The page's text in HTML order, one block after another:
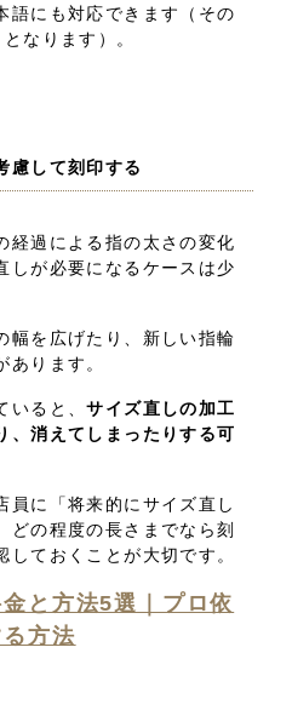
語にも対応できます（その
なります）。
慮して刻印する
経過による指の太さの変化
しが必要になるケースは少
幅を広げたり、新しい指輪
あります。
いると、サイズ直しの加工
、消えてしまったりする可
員に「将来的にサイズ直し
どの程度の長さまでなら刻
ておくことが大切です。
と方法5選｜プロ依
方法